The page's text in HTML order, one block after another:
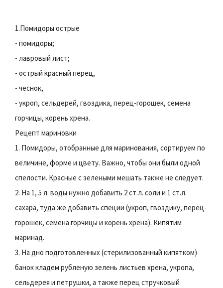
1.Помидоры острые
- помидоры;
- лавровый лист;
- острый красный перец,
- чеснок,
- укроп, сельдерей, гвоздика, перец-горошек, семена
горчицы, корень хрена.
Рецепт мариновки
1. Помидоры, отобранные для маринования, сортируем по
величине, форме и цвету. Важно, чтобы они были одной
спелости. Красные с зелеными мешать также не следует.
2. На 1, 5 л. воды нужно добавить 2 ст.л. соли и 1 ст.л.
сахара, туда же добавить специи (укроп, гвоздику, перец-
горошек, семена горчицы и корень хрена). Кипятим
маринад.
3. На дно подготовленных (стерилизованный кипятком)
банок кладем рубленую зелень листьев хрена, укропа,
сельдерея и петрушки, а также перец стручковый